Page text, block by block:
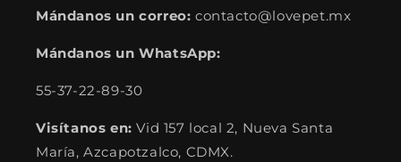
Mándanos un correo: contacto@lovepet.mx
Mándanos un WhatsApp:
55-37-22-89-30
Visítanos en:Vid 157 local 2, Nueva Santa
María, Azcapotzalco, CDMX.